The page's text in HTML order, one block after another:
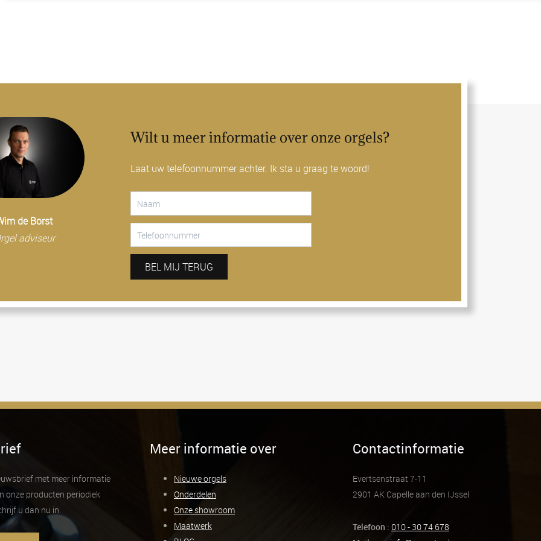
de Borst
adviseur
Wilt u meer informatie over onze orgels?
Laat uw telefoonnummer achter. Ik sta u graag te woord!
BEL MIJ TERUG
met meer informatie
onze producten periodiek
u dan nu in.
Meer informatie over
Nieuwe orgels
Onderdelen
Onze showroom
Maatwerk
Contactinformatie
Evertsenstraat 7-11
2901 AK Capelle aan den IJssel
Telefoon : 010 - 30 74 678